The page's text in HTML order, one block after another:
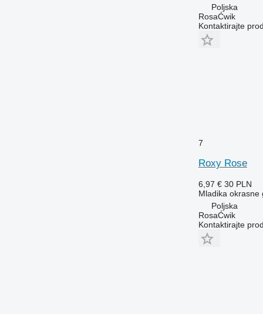
Poljska
RosaĆwik
Kontaktirajte
7
Roxy Rose
6,97 € 30 PLN
Mladika okrasne
Poljska
RosaĆwik
Kontaktirajte